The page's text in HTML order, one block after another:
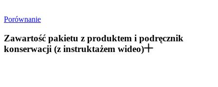
Porównanie
Zawartość pakietu z produktem i podręcznik
konserwacji (z instruktażem wideo)